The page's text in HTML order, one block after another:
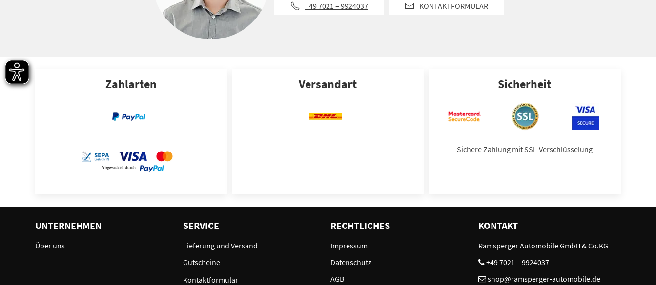
+49 7021 – 9924037 KONTAKTFORMULAR
Zahlarten Versandart Sicherheit
Sichere Zahlung mit SSL-Verschlüsselung
UNTERNEHMEN
Über uns
SERVICE
Lieferung und Versand
Gutscheine
Kontaktformular
RECHTLICHES
Impressum
Datenschutz
AGB
KONTAKT
Ramsperger Automobile GmbH & Co.KG
+49 7021 – 9924037
shop@ramsperger-automobile.de